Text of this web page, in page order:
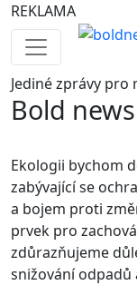
REKLAMA
Jedinézprávy pro
Bold news
Ekologii bychom
zabývající se
a bojem proti
prvek pro
zdůrazňujeme
snižování